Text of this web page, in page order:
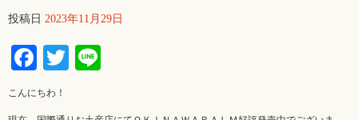
投稿日 2023年11月29日
Facebook
Twitter
こんにちわ！